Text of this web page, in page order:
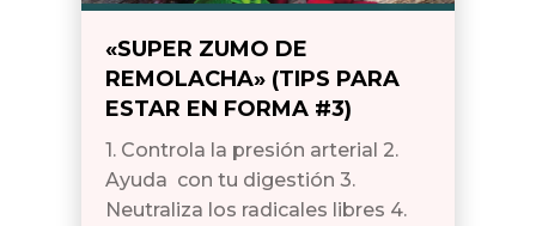
«SUPER ZUMO DE
REMOLACHA» (TIPS PARA
ESTAR EN FORMA #3)
1. Controla la presión arterial 2.
Ayuda con tu digestión 3.
Neutraliza los radicales libres 4.